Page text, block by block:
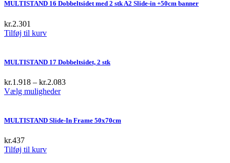
MULTISTAND 16 Dobbeltsidet med 2 stk A2 Slide-in +50cm banner
kr.2.301
Tilføj til kurv
MULTISTAND 17 Dobbeltsidet, 2 stk
kr.1.918 – kr.2.083
Vælg mulighederThis
multiple
MULTISTAND Slide-In Frame 50x70cm
kr.437
Tilføj til kurv